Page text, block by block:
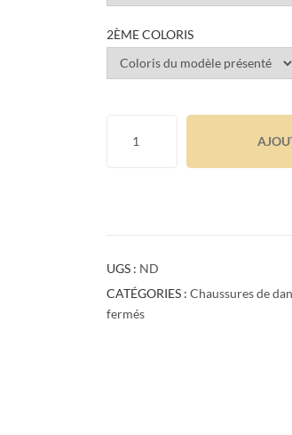
2ÈME COLORIS
UGS : ND
CATÉGORIES : Chaussures de
fermés